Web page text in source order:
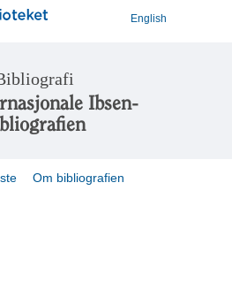
English
Ibsen-
Om bibliografien